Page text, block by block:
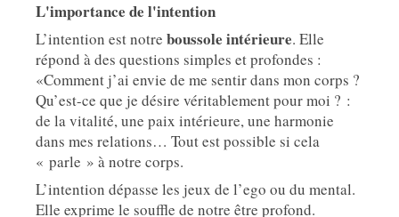
L'importance de l'intention
L’intention est notre boussole intérieure. Elle
répond à des questions simples et profondes :
«Comment j’ai envie de me sentir dans mon corps ?
Qu’est-ce que je désire véritablement pour moi ? :
de la vitalité, une paix intérieure, une harmonie
dans mes relations… Tout est possible si cela
« parle » à notre corps.
L’intention dépasse les jeux de l’ego ou du mental.
Elle exprime le souffle de notre être profond.